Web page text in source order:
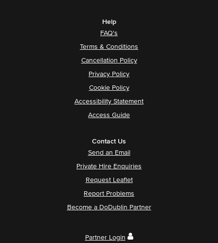
Help
FAQ's
Terms & Conditions
Cancellation Policy
Privacy Policy
Cookie Policy
Accessibility Statement
Access Guide
Contact Us
Send an Email
Private Hire Enquiries
Request Leaflet
Report Problems
Become a DoDublin Partner
Partner Login